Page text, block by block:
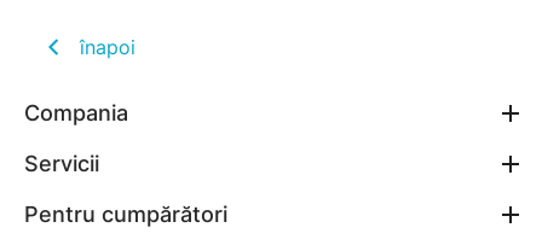
înapoi
Compania
Servicii
Pentru cumpărători